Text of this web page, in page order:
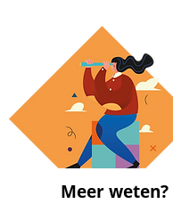
Meer weten?